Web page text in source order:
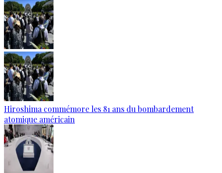
Hiroshima commémore les 81 ans du bombardement
atomique américain